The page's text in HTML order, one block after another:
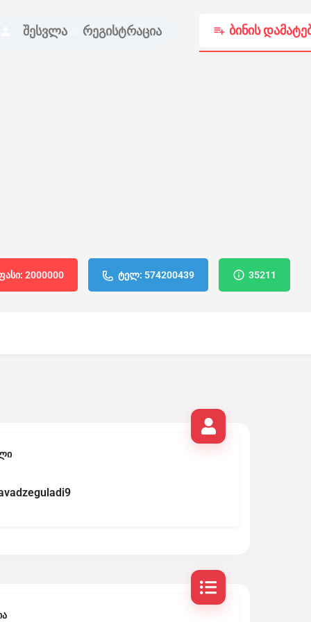
შესვლა რეგისტრაცია ბინის
2000000 ტელ: 574200439 35211